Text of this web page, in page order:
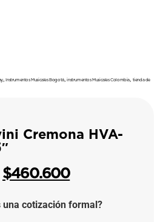
,Instrumentos Musicales Bogotá,instrumentos Musicales Colombia
tienda de
Cremona HVA-
$460.600
una cotización formal?